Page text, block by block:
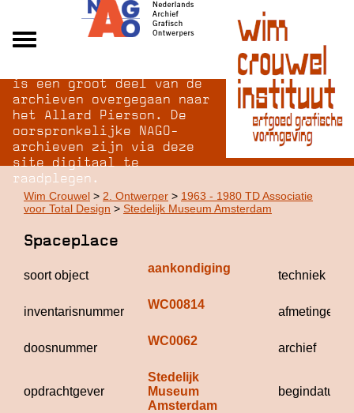
Over NAGO
Over WCI
Inloggen
is een groot deel van de
archieven overgegaan naar
het Allard Pierson. De
oorspronkelijke NAGO-
archieven zijn via deze
site digitaal te
raadplegen.
Wim Crouwel > 2. Ontwerper > 1963 - 1980 TD Associatie
voor Total Design > Stedelijk Museum Amsterdam
Spaceplace
soort object
aankondiging
techniek
inventarisnummer
WC00814
afmetingen
doosnummer
WC0062
archief
opdrachtgever
Stedelijk
Museum
Amsterdam
begindatum